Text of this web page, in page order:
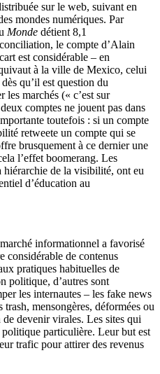
sur le web, suivant en
mondes numériques. Par
Monde détient 8,1
le compte d’Alain
est considérable – en
à la ville de Mexico, celui
qu’il est question du
les marchés (« c’est sur
comptes ne jouent pas dans
toutefois : si un compte
retweete un compte qui se
brusquement à ce dernier une
l’effet boomerang. Les
hiérarchie de la visibilité, ont eu
d’éducation au
informationnel a favorisé
considérable de contenus
pratiques habituelles de
politique, d’autres sont
les internautes – les fake news
mensongères, déformées ou
devenir virales. Les sites qui
particulière. Leur but est
trafic pour attirer des revenus